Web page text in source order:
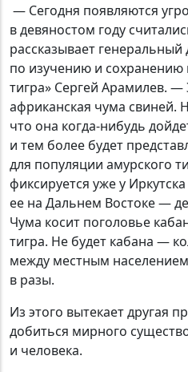
— Сегодня появляются
в девяностом году
рассказывает
по изучению и сохранению
тигра» Сергей Арамилев.
африканская чума свиней.
что она когда-нибудь
и тем более будет
для популяции амурского
фиксируется уже у
ее на Дальнем Востоке —
Чума косит поголовье
тигра. Не будет кабана —
между местным
в разы.
Из этого вытекает другая
добиться мирного
и человека.